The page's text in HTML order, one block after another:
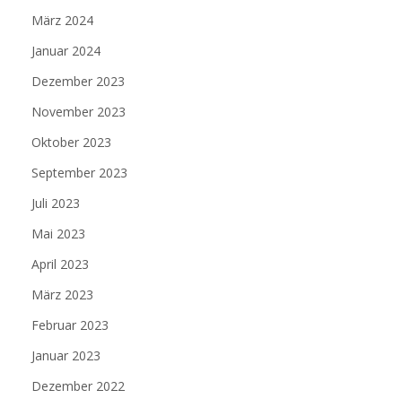
März 2024
Januar 2024
Dezember 2023
November 2023
Oktober 2023
September 2023
Juli 2023
Mai 2023
April 2023
März 2023
Februar 2023
Januar 2023
Dezember 2022